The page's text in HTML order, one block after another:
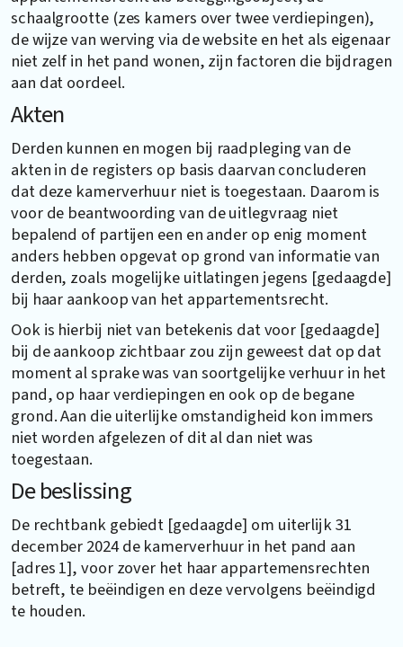
schaalgrootte (zes kamers over twee verdiepingen),
de wijze van werving via de website en het als eigenaar
niet zelf in het pand wonen, zijn factoren die bijdragen
aan dat oordeel.
Akten
Derden kunnen en mogen bij raadpleging van de
akten in de registers op basis daarvan concluderen
dat deze kamerverhuur niet is toegestaan. Daarom is
voor de beantwoording van de uitlegvraag niet
bepalend of partijen een en ander op enig moment
anders hebben opgevat op grond van informatie van
derden, zoals mogelijke uitlatingen jegens [gedaagde]
bij haar aankoop van het appartementsrecht.
Ook is hierbij niet van betekenis dat voor [gedaagde]
bij de aankoop zichtbaar zou zijn geweest dat op dat
moment al sprake was van soortgelijke verhuur in het
pand, op haar verdiepingen en ook op de begane
grond. Aan die uiterlijke omstandigheid kon immers
niet worden afgelezen of dit al dan niet was
toegestaan.
De beslissing
De rechtbank gebiedt [gedaagde] om uiterlijk 31
december 2024 de kamerverhuur in het pand aan
[adres 1], voor zover het haar appartemensrechten
betreft, te beëindigen en deze vervolgens beëindigd
te houden.